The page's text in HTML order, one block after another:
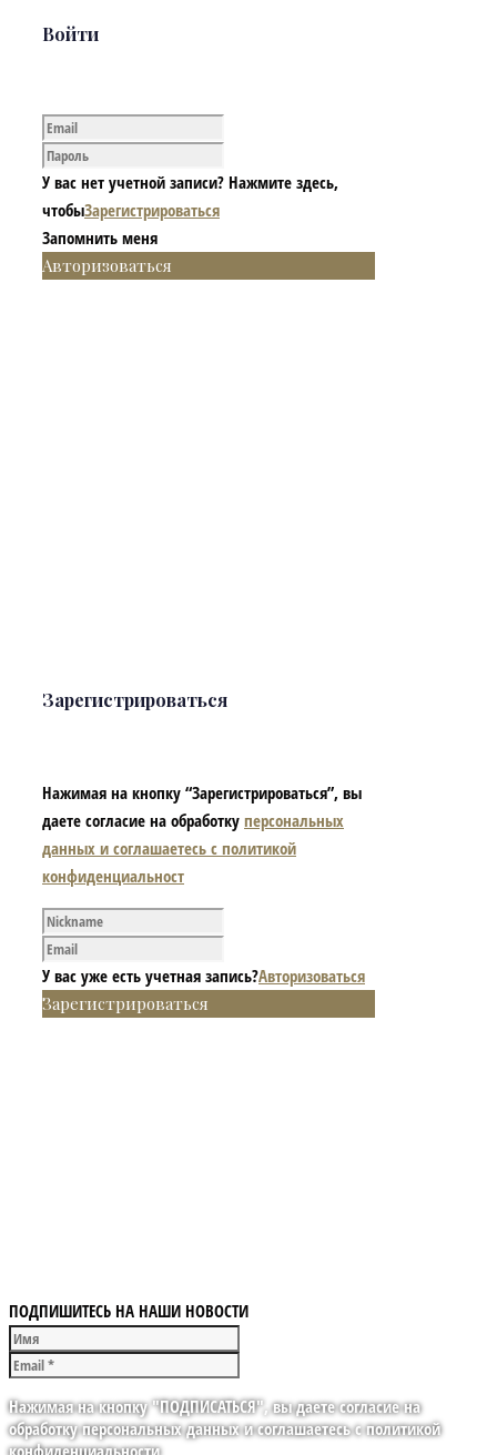
Войти
У вас нет учетной записи? Нажмите здесь,
чтобыЗарегистрироваться
Запомнить меня
Авторизоваться
Зарегистрироваться
Нажимая на кнопку “Зарегистрироваться”, вы
даете согласие на обработку персональных
данных и соглашаетесь с политикой
конфиденциальност
У вас уже есть учетная запись?Авторизоваться
Зарегистрироваться
ПОДПИШИТЕСЬ НА НАШИ НОВОСТИ
Нажимая на кнопку "ПОДПИСАТЬСЯ", вы даете согласие на
обработку персональных данных и соглашаетесь с политикой
конфиденциальности